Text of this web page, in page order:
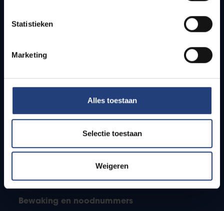
Statistieken
Marketing
Alles toestaan
Selectie toestaan
Weigeren
Bereikbaarheid
Studenten
PhD-studenten
Leerkrachten en secundaire scholen
Bewaking en noodnummers